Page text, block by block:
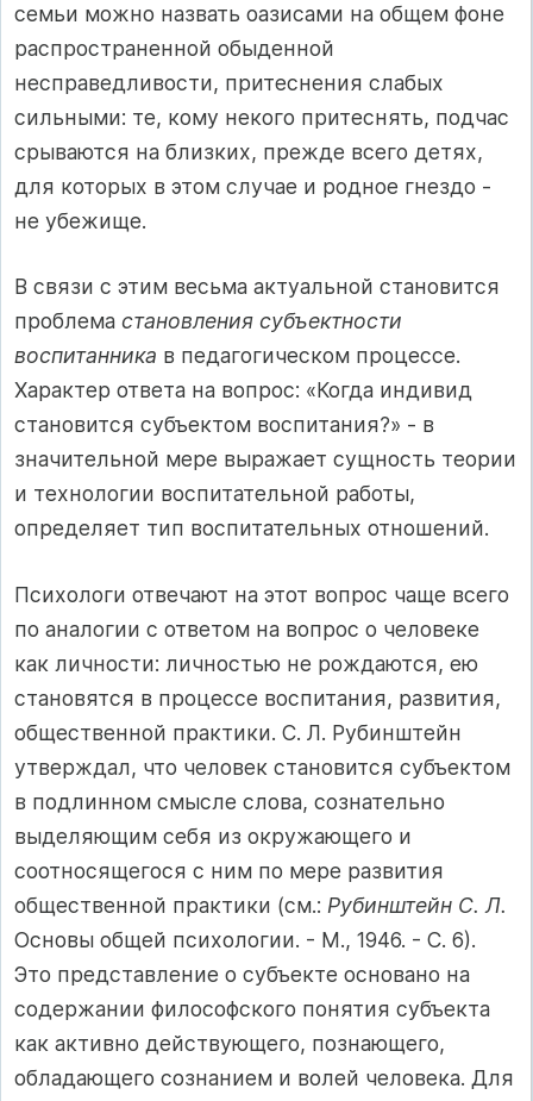
семьи можно назвать оазисами на общем фоне
распространенной обыденной
несправедливости, притеснения слабых
сильными: те, кому некого притеснять, подчас
срываются на близких, прежде всего детях,
для которых в этом случае и родное гнездо -
не убежище.
В связи с этим весьма актуальной становится
проблема становления субъектности
воспитанника в педагогическом процессе.
Характер ответа на вопрос: «Когда индивид
становится субъектом воспитания?» - в
значительной мере выражает сущность теории
и технологии воспитательной работы,
определяет тип воспитательных отношений.
Психологи отвечают на этот вопрос чаще всего
по аналогии с ответом на вопрос о человеке
как личности: личностью не рождаются, ею
становятся в процессе воспитания, развития,
общественной практики. С. Л. Рубинштейн
утверждал, что человек становится субъектом
в подлинном смысле слова, сознательно
выделяющим себя из окружающего и
соотносящегося с ним по мере развития
общественной практики (см.: Рубинштейн С. Л.
Основы общей психологии. - М., 1946. - С. 6).
Это представление о субъекте основано на
содержании философского понятия субъекта
как активно действующего, познающего,
обладающего сознанием и волей человека. Для